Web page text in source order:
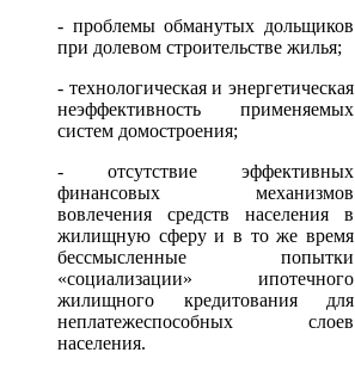
- проблемы обманутых дольщиков
при долевом строительстве жилья;
- технологическая и энергетическая
неэффективность применяемых
систем домостроения;
- отсутствие эффективных
финансовых механизмов
вовлечения средств населения в
жилищную сферу и в то же время
бессмысленные попытки
«социализации» ипотечного
жилищного кредитования для
неплатежеспособных слоев
населения.